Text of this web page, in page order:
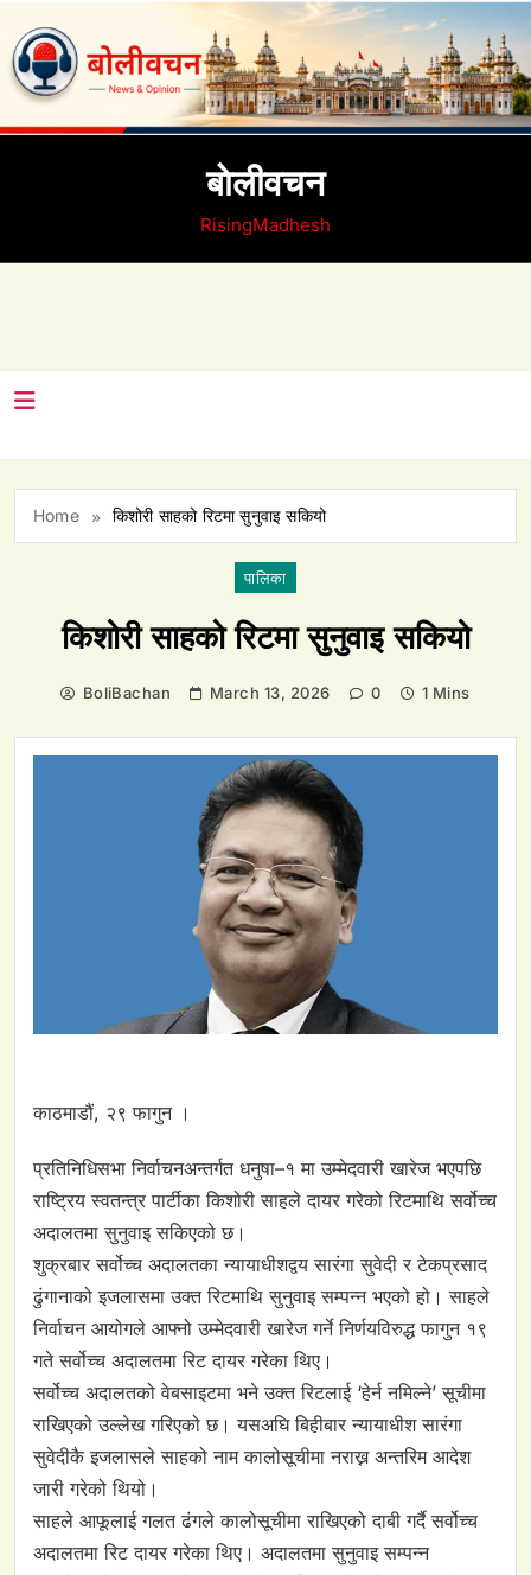
content
बाेलीवचन
RisingMadhesh
Home किशोरी साहको रिटमा सुनुवाइ सकियो
पालिका
किशोरी साहको रिटमा सुनुवाइ सकियो
BoliBachan March 13, 2026 0 1 Mins
काठमाडौं, २९ फागुन ।
प्रतिनिधिसभा निर्वाचनअन्तर्गत धनुषा–१ मा उम्मेदवारी खारेज भएपछि
राष्ट्रिय स्वतन्त्र पार्टीका किशोरी साहले दायर गरेको रिटमाथि सर्वोच्च
अदालतमा सुनुवाइ सकिएको छ।
शुक्रबार सर्वोच्च अदालतका न्यायाधीशद्वय सारंगा सुवेदी र टेकप्रसाद
ढुंगानाको इजलासमा उक्त रिटमाथि सुनुवाइ सम्पन्न भएको हो। साहले
निर्वाचन आयोगले आफ्नो उम्मेदवारी खारेज गर्ने निर्णयविरुद्ध फागुन १९
गते सर्वोच्च अदालतमा रिट दायर गरेका थिए।
सर्वोच्च अदालतको वेबसाइटमा भने उक्त रिटलाई ‘हेर्न नमिल्ने’ सूचीमा
राखिएको उल्लेख गरिएको छ। यसअघि बिहीबार न्यायाधीश सारंगा
सुवेदीकै इजलासले साहको नाम कालोसूचीमा नराख्न अन्तरिम आदेश
जारी गरेको थियो।
साहले आफूलाई गलत ढंगले कालोसूचीमा राखिएको दाबी गर्दै सर्वोच्च
अदालतमा रिट दायर गरेका थिए। अदालतमा सुनुवाइ सम्पन्न